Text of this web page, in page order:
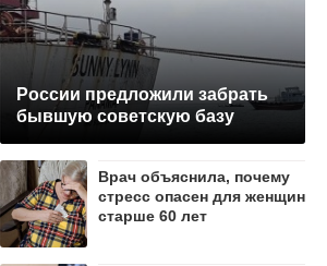
России предложили забрать
бывшую советскую базу
Врач объяснила, почему
стресс опасен для женщин
старше 60 лет